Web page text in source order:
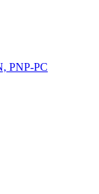
PNP-PC